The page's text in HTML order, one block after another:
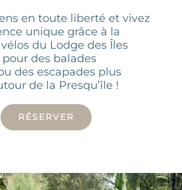
en toute liberté et vivez
unique grâce à la
du Lodge des Îles
pour des balades
des escapades plus
de la Presqu’île !
RÉSERVER